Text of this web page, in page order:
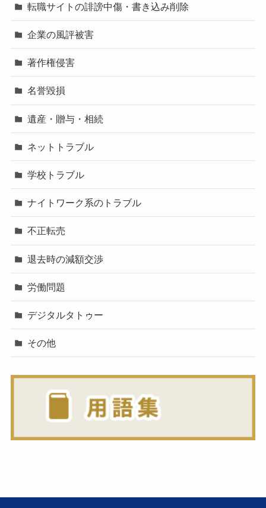
転職サイトの誹謗中傷・書き込み削除
企業の風評被害
著作権侵害
名誉毀損
遺産・贈与・相続
ネットトラブル
学校トラブル
ナイトワーク系のトラブル
不正転売
退去時の減額交渉
労働問題
デジタルタトゥー
その他